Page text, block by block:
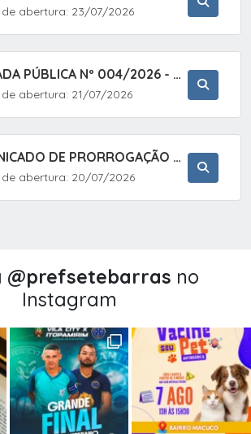
abertura: 23/07/2026
CHAMADA PÚBLICA Nº 004/2026 - AQUISIÇÃO DE GÊNEROS ALIMENTÍCIOS DA AGRICULTURA FAMILIAR PARA ALIMENTAÇÃO ESCOLAR COM DISPENSA DE LICITAÇÃO, LEI N.º 11.947, DE 16/07/2009, RESOLUÇÃO N.º 26 DO FNDE, DE 17/06/2013 E ALTERAÇÕES E A LEI FEDERAL Nº 14.133/
abertura: 21/07/2026
COMUNICADO DE PRORROGAÇÃO DE PRAZO DO CHAMAMENTO PÚBLICO Nº 005/2026 - FOMENTO À EXECUÇÃO DE AÇÕES CULTURAIS (APOIO DIRETO SELEÇÃO DE PROJETOS PARA FIRMAR TERMO DE EXECUÇÃO CULTURAL COM RECURSOS DA POLÍTICA NACIONAL ALDIR BLANC DE FOMENTO À CULTURA
abertura: 20/07/2026
@‌prefsetebarras no
Instagram